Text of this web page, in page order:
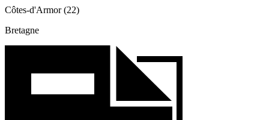
Côtes-d'Armor (22)
Bretagne